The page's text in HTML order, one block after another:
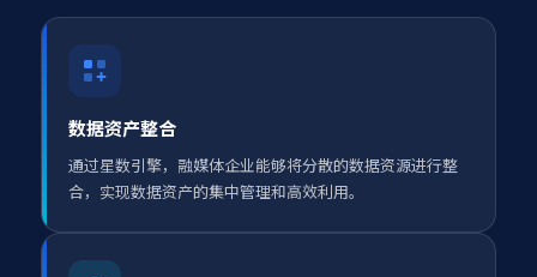
数据资产整合
通过星数引擎，融媒体企业能够将分散的数据资源进行整
合，实现数据资产的集中管理和高效利用。